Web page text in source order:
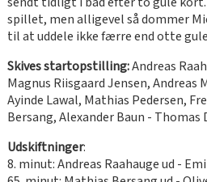
spillet, men alligevel så dommer
til at uddele ikke færre end otte
Skives startopstilling:Andreas
Magnus Riisgaard Jensen, Andreas
Ayinde Lawal, Mathias Pedersen,
Bersang, Alexander Baun - Thomas
Udskiftninger:
8. minut: Andreas Raahauge ud -